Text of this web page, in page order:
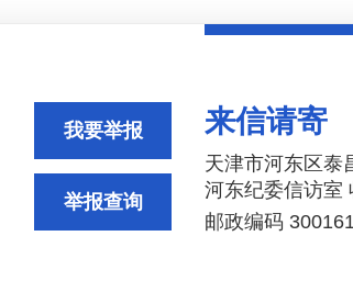
我要举报
举报查询
来信请寄
天津市河东区泰
河东纪委信访室
邮政编码